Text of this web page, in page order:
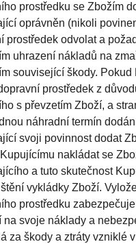
prostředku se Zbožím
oprávněn (nikoli
prostředek odvolat a
uhrazení nákladů na
související škody. Pokud
prostředek z
s převzetím Zboží, a
náhradní termín
svoji povinnost dodat
nakládat se
a tuto skutečnost
vykládky Zboží.
prostředku
na svoje náklady a
za škody a ztráty vzniklé